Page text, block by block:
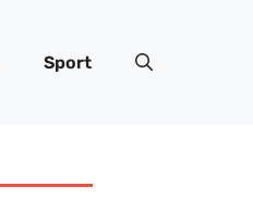
Sport